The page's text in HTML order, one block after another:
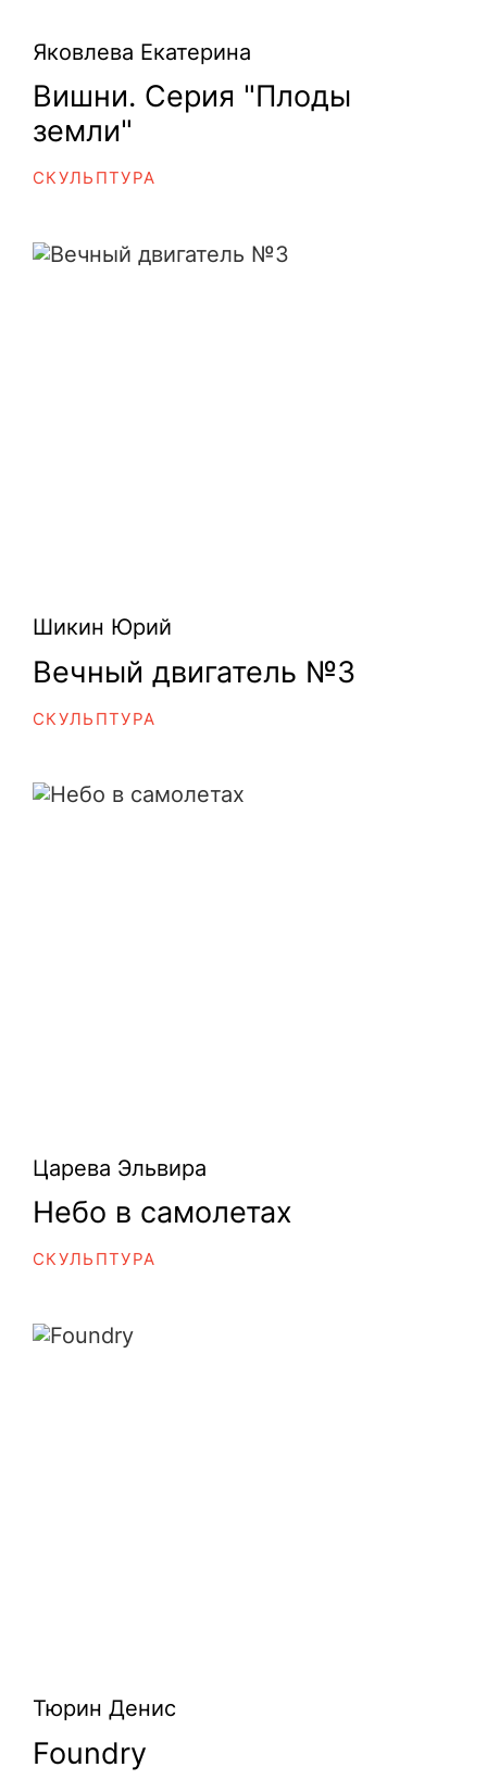
Яковлева Екатерина
Вишни. Серия "Плоды
земли"
СКУЛЬПТУРА
Вечный двигатель №3
Шикин Юрий
Вечный двигатель №3
СКУЛЬПТУРА
Небо в самолетах
Царева Эльвира
Небо в самолетах
СКУЛЬПТУРА
Foundry
Тюрин Денис
Foundry